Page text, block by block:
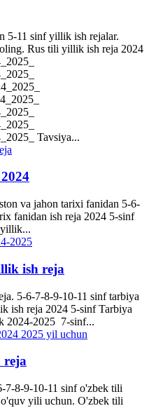
5-11 sinf yillik ish rejalar.
Rus tili yillik ish reja 2024
Tavsiya...
va jahon tarixi fanidan 5-6-
fanidan ish reja 2024 5-sinf
ish reja
5-6-7-8-9-10-11 sinf tarbiya
ish reja 2024 5-sinf Tarbiya
2024-2025 7-sinf...
reja
8-9-10-11 sinf o'zbek tili
yili uchun. O'zbek tili